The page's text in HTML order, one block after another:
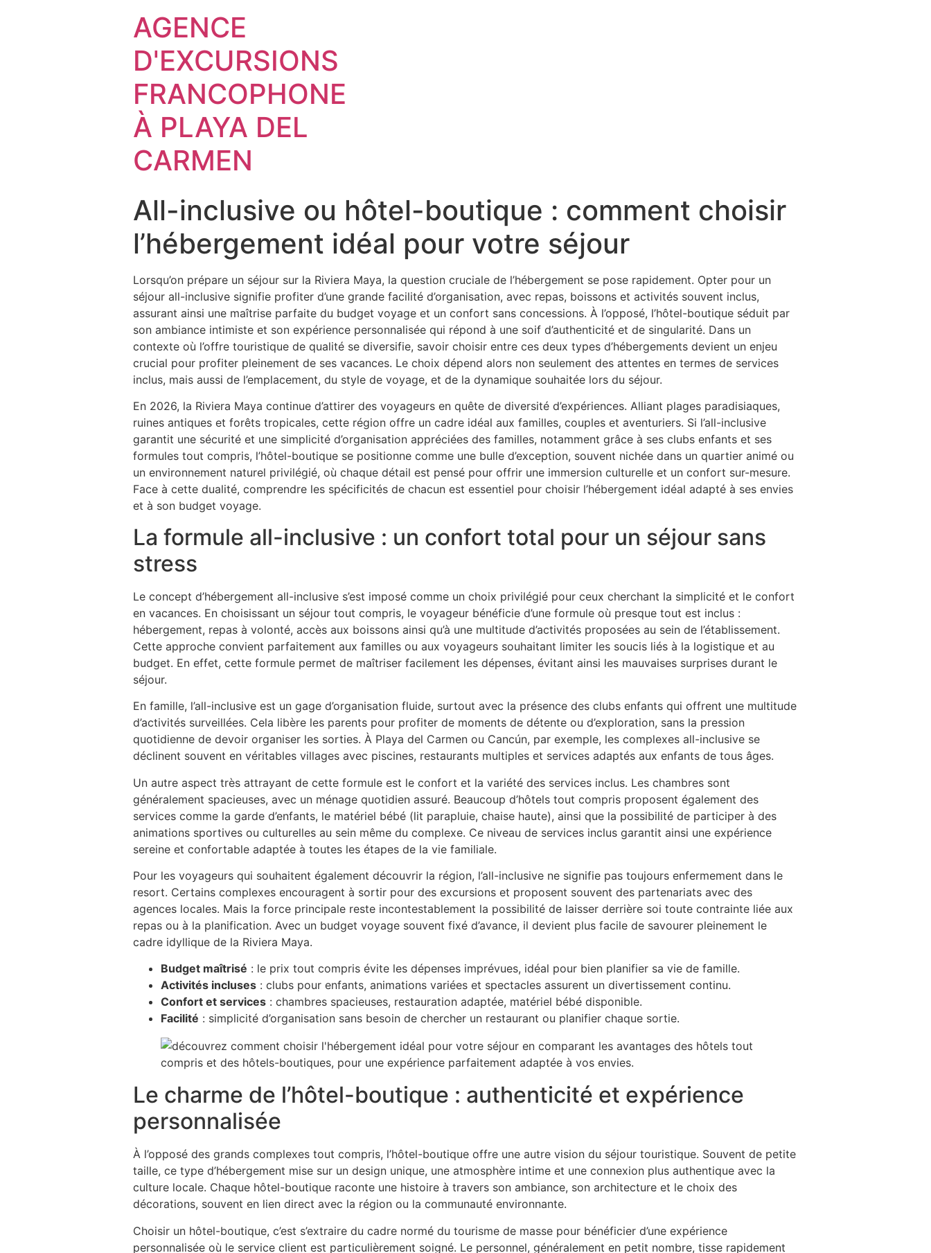
AGENCE
D'EXCURSIONS
FRANCOPHONE
À PLAYA DEL
CARMEN
All-inclusive ou hôtel-boutique : comment choisir
l’hébergement idéal pour votre séjour
Lorsqu’on prépare un séjour sur la Riviera Maya, la question cruciale de l’hébergement se pose rapidement. Opter pour un
séjour all-inclusive signifie profiter d’une grande facilité d’organisation, avec repas, boissons et activités souvent inclus,
assurant ainsi une maîtrise parfaite du budget voyage et un confort sans concessions. À l’opposé, l’hôtel-boutique séduit par
son ambiance intimiste et son expérience personnalisée qui répond à une soif d’authenticité et de singularité. Dans un
contexte où l’offre touristique de qualité se diversifie, savoir choisir entre ces deux types d’hébergements devient un enjeu
crucial pour profiter pleinement de ses vacances. Le choix dépend alors non seulement des attentes en termes de services
inclus, mais aussi de l’emplacement, du style de voyage, et de la dynamique souhaitée lors du séjour.
En 2026, la Riviera Maya continue d’attirer des voyageurs en quête de diversité d’expériences. Alliant plages paradisiaques,
ruines antiques et forêts tropicales, cette région offre un cadre idéal aux familles, couples et aventuriers. Si l’all-inclusive
garantit une sécurité et une simplicité d’organisation appréciées des familles, notamment grâce à ses clubs enfants et ses
formules tout compris, l’hôtel-boutique se positionne comme une bulle d’exception, souvent nichée dans un quartier animé ou
un environnement naturel privilégié, où chaque détail est pensé pour offrir une immersion culturelle et un confort sur-mesure.
Face à cette dualité, comprendre les spécificités de chacun est essentiel pour choisir l’hébergement idéal adapté à ses envies
et à son budget voyage.
La formule all-inclusive : un confort total pour un séjour sans
stress
Le concept d’hébergement all-inclusive s’est imposé comme un choix privilégié pour ceux cherchant la simplicité et le confort
en vacances. En choisissant un séjour tout compris, le voyageur bénéficie d’une formule où presque tout est inclus :
hébergement, repas à volonté, accès aux boissons ainsi qu’à une multitude d’activités proposées au sein de l’établissement.
Cette approche convient parfaitement aux familles ou aux voyageurs souhaitant limiter les soucis liés à la logistique et au
budget. En effet, cette formule permet de maîtriser facilement les dépenses, évitant ainsi les mauvaises surprises durant le
séjour.
En famille, l’all-inclusive est un gage d’organisation fluide, surtout avec la présence des clubs enfants qui offrent une multitude
d’activités surveillées. Cela libère les parents pour profiter de moments de détente ou d’exploration, sans la pression
quotidienne de devoir organiser les sorties. À Playa del Carmen ou Cancún, par exemple, les complexes all-inclusive se
déclinent souvent en véritables villages avec piscines, restaurants multiples et services adaptés aux enfants de tous âges.
Un autre aspect très attrayant de cette formule est le confort et la variété des services inclus. Les chambres sont
généralement spacieuses, avec un ménage quotidien assuré. Beaucoup d’hôtels tout compris proposent également des
services comme la garde d’enfants, le matériel bébé (lit parapluie, chaise haute), ainsi que la possibilité de participer à des
animations sportives ou culturelles au sein même du complexe. Ce niveau de services inclus garantit ainsi une expérience
sereine et confortable adaptée à toutes les étapes de la vie familiale.
Pour les voyageurs qui souhaitent également découvrir la région, l’all-inclusive ne signifie pas toujours enfermement dans le
resort. Certains complexes encouragent à sortir pour des excursions et proposent souvent des partenariats avec des
agences locales. Mais la force principale reste incontestablement la possibilité de laisser derrière soi toute contrainte liée aux
repas ou à la planification. Avec un budget voyage souvent fixé d’avance, il devient plus facile de savourer pleinement le
cadre idyllique de la Riviera Maya.
Budget maîtrisé : le prix tout compris évite les dépenses imprévues, idéal pour bien planifier sa vie de famille.
Activités incluses : clubs pour enfants, animations variées et spectacles assurent un divertissement continu.
Confort et services : chambres spacieuses, restauration adaptée, matériel bébé disponible.
Facilité : simplicité d’organisation sans besoin de chercher un restaurant ou planifier chaque sortie.
Le charme de l’hôtel-boutique : authenticité et expérience
personnalisée
À l’opposé des grands complexes tout compris, l’hôtel-boutique offre une autre vision du séjour touristique. Souvent de petite
taille, ce type d’hébergement mise sur un design unique, une atmosphère intime et une connexion plus authentique avec la
culture locale. Chaque hôtel-boutique raconte une histoire à travers son ambiance, son architecture et le choix des
décorations, souvent en lien direct avec la région ou la communauté environnante.
Choisir un hôtel-boutique, c’est s’extraire du cadre normé du tourisme de masse pour bénéficier d’une expérience
personnalisée où le service client est particulièrement soigné. Le personnel, généralement en petit nombre, tisse rapidement